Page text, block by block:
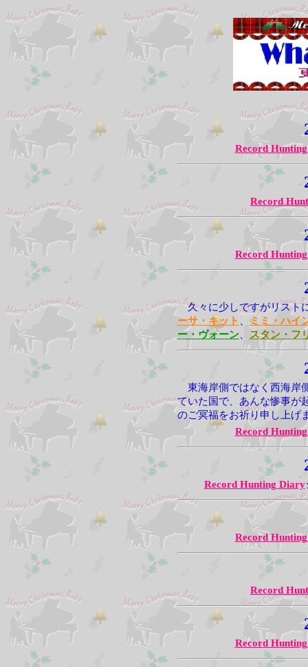
Record
Record
Record
久々に少しですがリスト
ーサ・キット
、ミミ・ハイ
ー・ヴォーン、 スタン・フ
東海岸側ではなく西海岸
ていた国で、あんな惨事が
のご冥福をお祈り申し上げ
Record
Record Hunting Diary
Record
Record
Record